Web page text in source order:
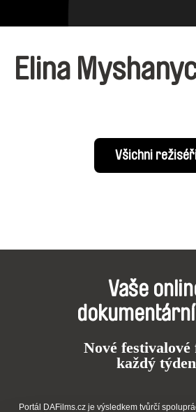
Elina
Všichni
Vaše
Nové
každý týden
Portál DAFilms.cz je výsledkem tvůrčí